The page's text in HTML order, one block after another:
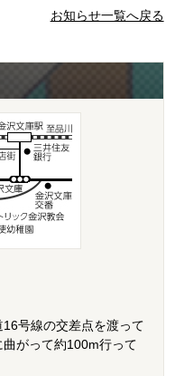
お知らせ一覧へ戻る
号線の交差点を渡って
がって約100m行って